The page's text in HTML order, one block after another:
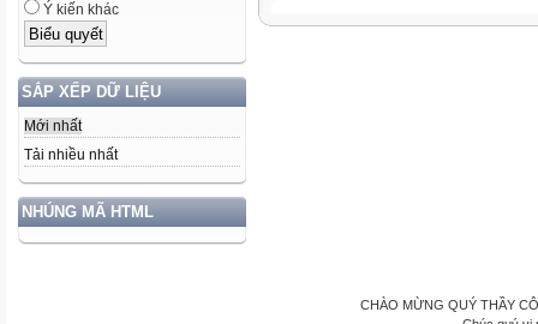
Ý kiến khác
SẮP XẾP DỮ LIỆU
Mới nhất
Tải nhiều nhất
NHÚNG MÃ HTML
CHÀO MỪNG QUÝ THẦY